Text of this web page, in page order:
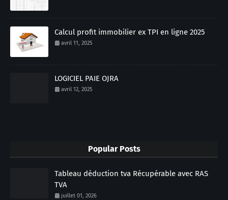
Calcul profit immobilier ex TPI en ligne 2025
avril 11, 2025
LOGICIEL PAIE OJRA
avril 12, 2025
Popular Posts
Tableau déduction tva Récupérable avec RAS
TVA
juillet 01, 2026